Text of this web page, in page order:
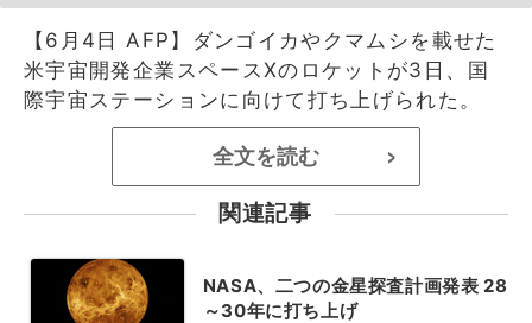
【6月4日 AFP】ダンゴイカやクマムシを載せた
米宇宙開発企業スペースXのロケットが3日、国
際宇宙ステーションに向けて打ち上げられた。
全文を読む >
関連記事
NASA、二つの金星探査計画発表 28
～30年に打ち上げ